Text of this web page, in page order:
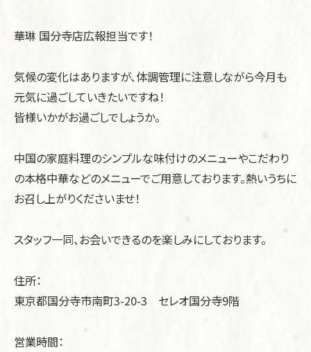
華琳 国分寺店広報担当です！
気候の変化はありますが、体調管理に注意しながら今月も
元気に過ごしていきたいですね！
皆様いかがお過ごしでしょうか。
中国の家庭料理のシンプルな味付けのメニューやこだわり
の本格中華などのメニューでご用意しております。熱いうちに
お召し上がりくださいませ！
スタッフ一同、お会いできるのを楽しみにしております。
住所：
東京都国分寺市南町3-20-3 セレオ国分寺9階
営業時間：